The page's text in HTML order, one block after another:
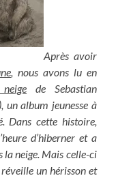
Après avoir
, nous avons lu en
de Sebastian
un album jeunesse à
cette histoire,
d’hiberner et a
neige. Mais celle-ci
un hérisson et